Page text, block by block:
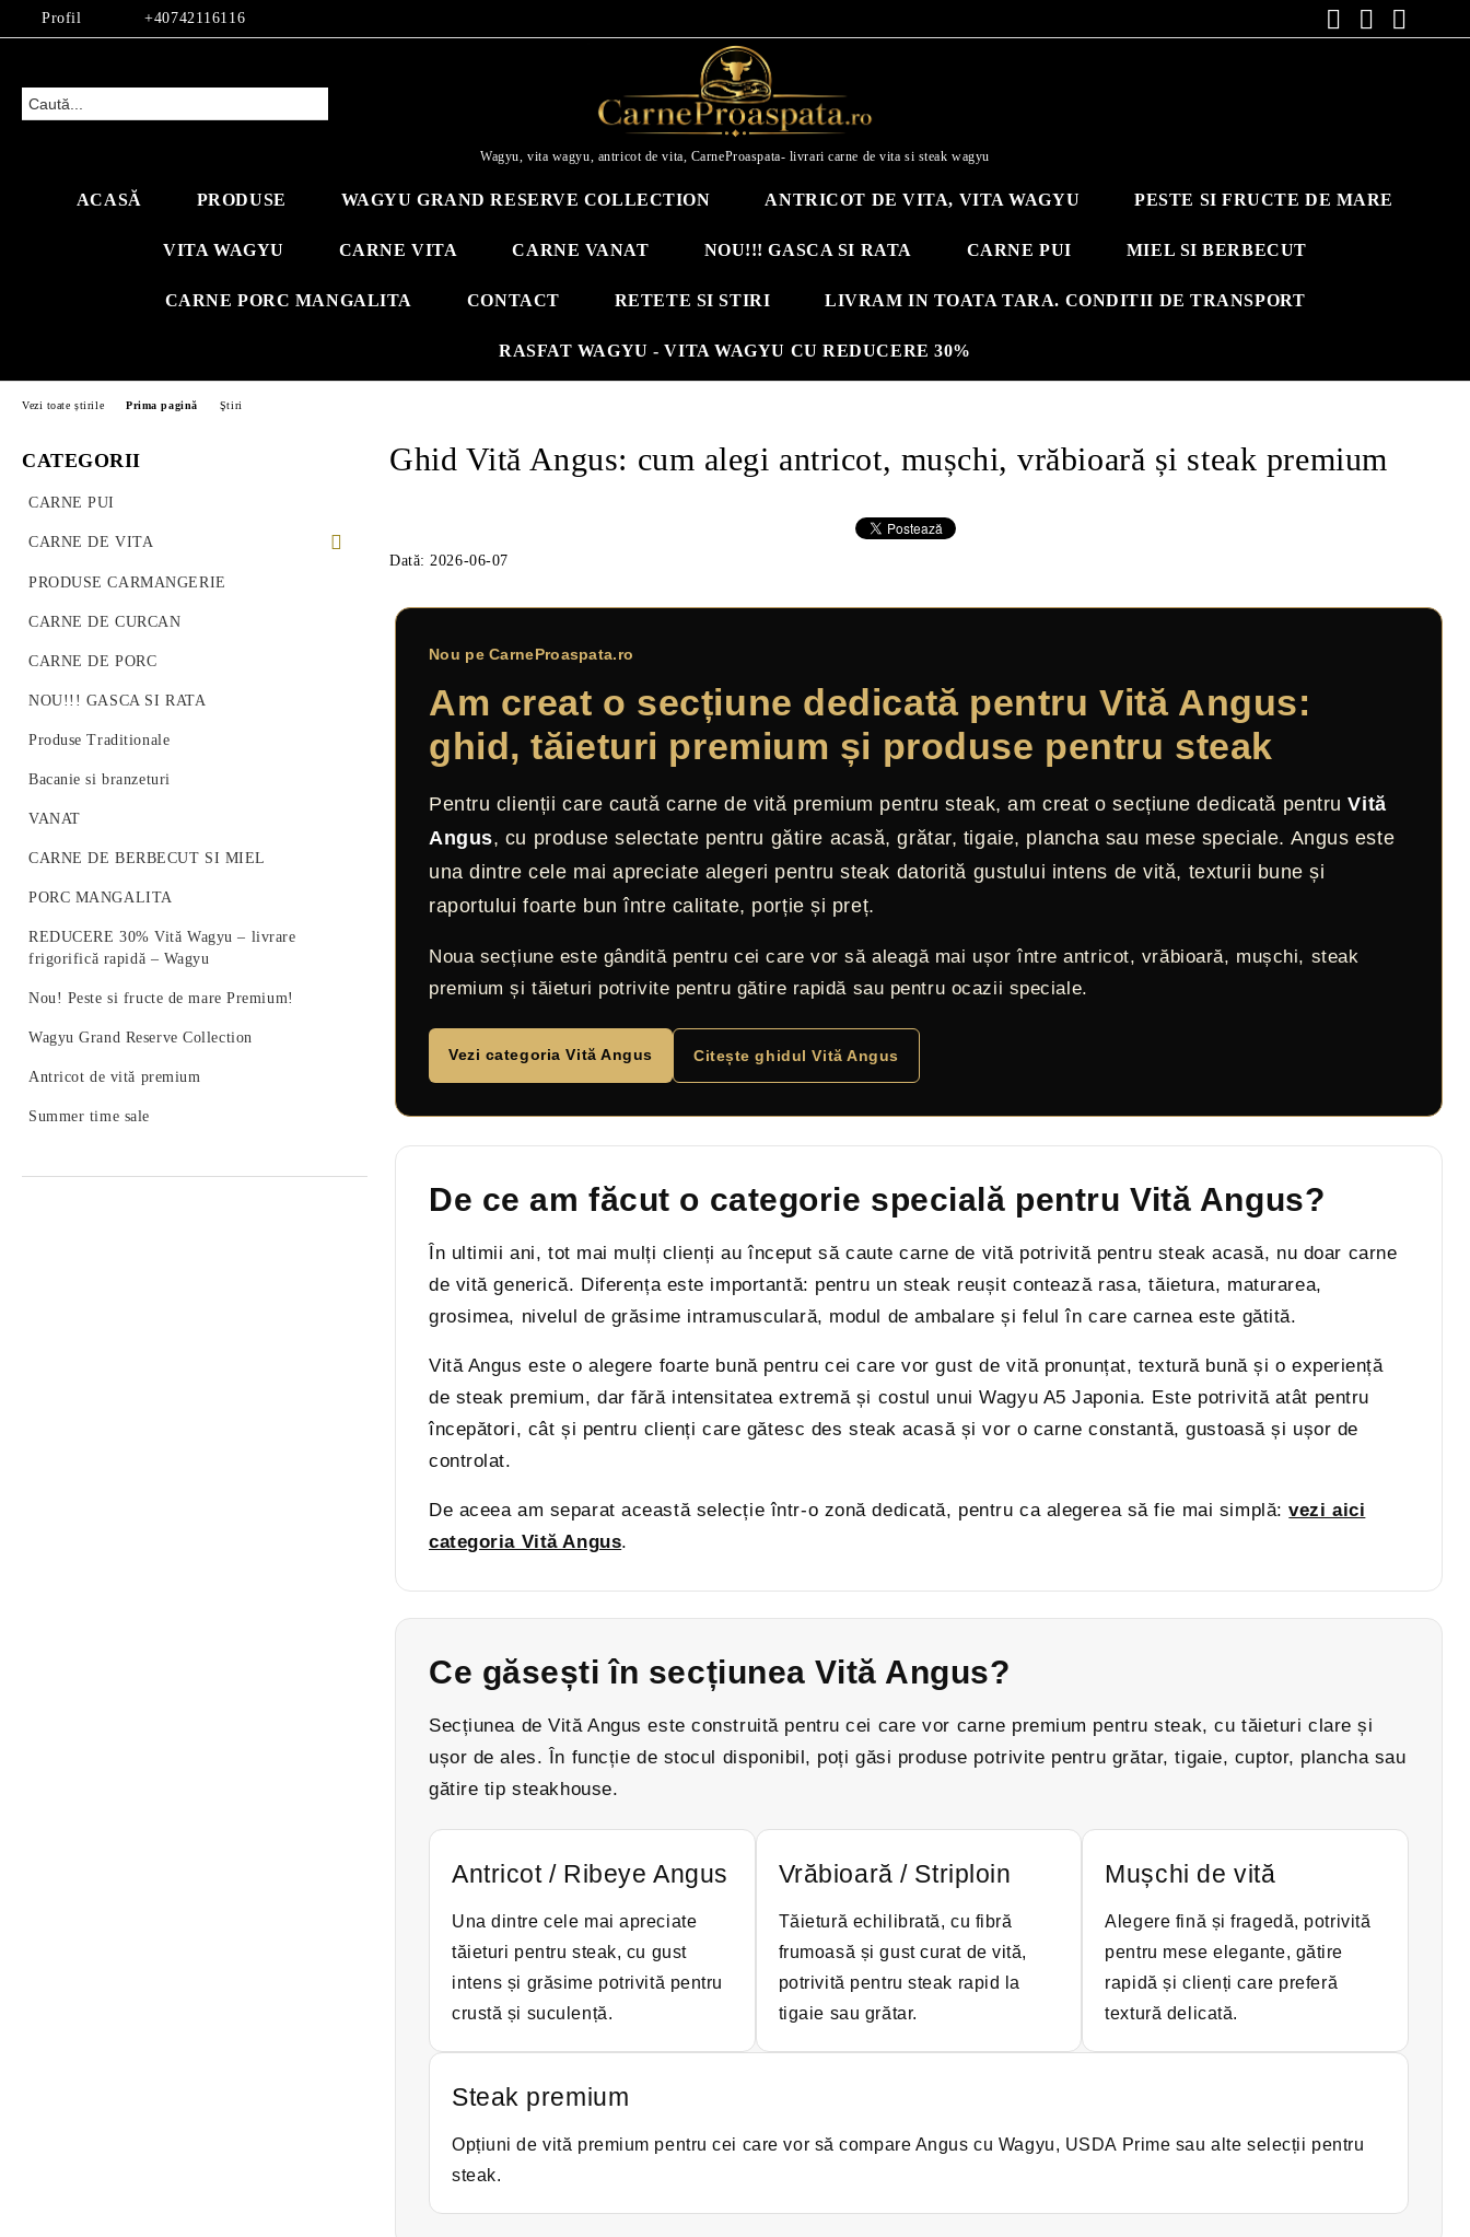
Profil +40742116116
Wagyu, vita wagyu, antricot de vita, CarneProaspata- livrari carne de vita si steak wagyu
ACASĂ PRODUSE WAGYU GRAND RESERVE COLLECTION ANTRICOT DE VITA, VITA WAGYU PESTE SI FRUCTE DE MARE
VITA WAGYU CARNE VITA CARNE VANAT NOU!!! GASCA SI RATA CARNE PUI MIEL SI BERBECUT
CARNE PORC MANGALITA CONTACT RETETE SI STIRI LIVRAM IN TOATA TARA. CONDITII DE TRANSPORT
RASFAT WAGYU - VITA WAGYU CU REDUCERE 30%
CATEGORII
CARNE PUI
CARNE DE VITA
PREMIUM BEEF STEAK
VITA ROMANEASCA
VITA WAGYU
Vită Angus Premium
PRODUSE CARMANGERIE
CARNE DE CURCAN
CARNE DE PORC
NOU!!! GASCA SI RATA
Produse Traditionale
Bacanie si branzeturi
VANAT
CARNE DE BERBECUT SI MIEL
PORC MANGALITA
REDUCERE 30% Vită Wagyu – livrare
frigorifică rapidă – Wagyu
Nou! Peste si fructe de mare Premium!
Wagyu Grand Reserve Collection
Antricot de vită premium
Summer time sale
Vezi toate știrile Prima pagină Ştiri
Ghid Vită Angus: cum alegi antricot, mușchi, vrăbioară și steak premium
Dată: 2026-06-07
Nou pe CarneProaspata.ro
Am creat o secțiune dedicată pentru Vită Angus:
ghid, tăieturi premium și produse pentru steak
Pentru clienții care caută carne de vită premium pentru steak, am creat o secțiune dedicată pentruVită
Angus, cu produse selectate pentru gătire acasă, grătar, tigaie, plancha sau mese speciale. Angus este
una dintre cele mai apreciate alegeri pentru steak datorită gustului intens de vită, texturii bune și
raportului foarte bun între calitate, porție și preț.
Noua secțiune este gândită pentru cei care vor să aleagă mai ușor între antricot, vrăbioară, mușchi, steak
premium și tăieturi potrivite pentru gătire rapidă sau pentru ocazii speciale.
Vezi categoria Vită Angus Citește ghidul Vită Angus
De ce am făcut o categorie specială pentru Vită Angus?
În ultimii ani, tot mai mulți clienți au început să caute carne de vită potrivită pentru steak acasă, nu doar carne
de vită generică. Diferența este importantă: pentru un steak reușit contează rasa, tăietura, maturarea,
grosimea, nivelul de grăsime intramusculară, modul de ambalare și felul în care carnea este gătită.
Vită Angus este o alegere foarte bună pentru cei care vor gust de vită pronunțat, textură bună și o experiență
de steak premium, dar fără intensitatea extremă și costul unui Wagyu A5 Japonia. Este potrivită atât pentru
începători, cât și pentru clienți care gătesc des steak acasă și vor o carne constantă, gustoasă și ușor de
controlat.
De aceea am separat această selecție într-o zonă dedicată, pentru ca alegerea să fie mai simplă:vezi aici
categoria Vită Angus.
Ce găsești în secțiunea Vită Angus?
Secțiunea de Vită Angus este construită pentru cei care vor carne premium pentru steak, cu tăieturi clare și
ușor de ales. În funcție de stocul disponibil, poți găsi produse potrivite pentru grătar, tigaie, cuptor, plancha sau
gătire tip steakhouse.
Antricot / Ribeye Angus
Una dintre cele mai apreciate
tăieturi pentru steak, cu gust
intens și grăsime potrivită pentru
crustă și suculență.
Vrăbioară / Striploin
Tăietură echilibrată, cu fibră
frumoasă și gust curat de vită,
potrivită pentru steak rapid la
tigaie sau grătar.
Mușchi de vită
Alegere fină și fragedă, potrivită
pentru mese elegante, gătire
rapidă și clienți care preferă
textură delicată.
Steak premium
Opțiuni de vită premium pentru cei care vor să compare Angus cu Wagyu, USDA Prime sau alte selecții pentru
steak.